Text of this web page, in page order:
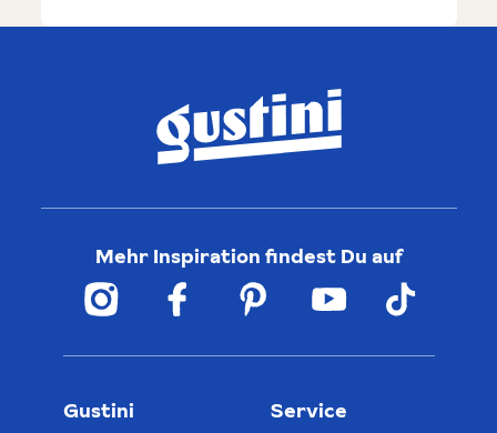
Mehr Inspiration findest Du auf
Gustini
Service